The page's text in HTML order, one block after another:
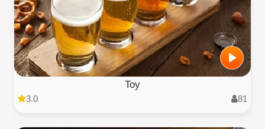
Toy
3.0 81